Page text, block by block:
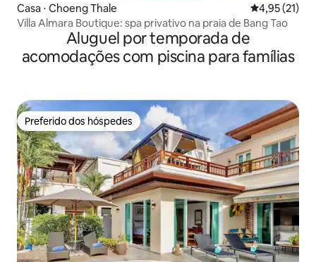
Casa ⋅ Choeng Thale 4,95 de uma
4,95 (21)
Villa Almara Boutique: spa privativo na praia de Bang Tao
Aluguel por temporada de
acomodações com piscina para famílias
Preferido dos hóspedes
Preferido dos hóspedes